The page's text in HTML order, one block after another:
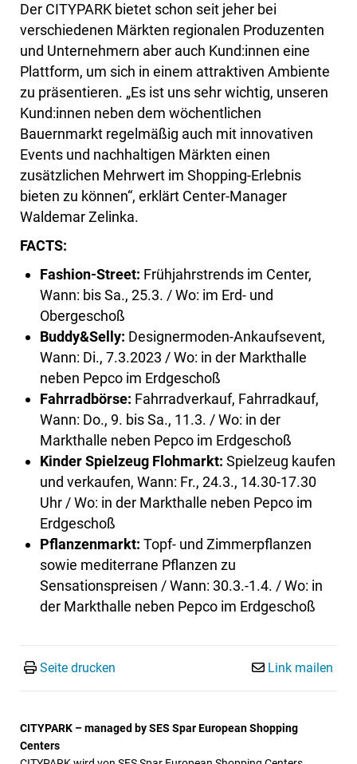
Der CITYPARK bietet schon seit jeher bei
verschiedenen Märkten regionalen Produzenten
und Unternehmern aber auch Kund:innen eine
Plattform, um sich in einem attraktiven Ambiente
zu präsentieren. „Es ist uns sehr wichtig, unseren
Kund:innen neben dem wöchentlichen
Bauernmarkt regelmäßig auch mit innovativen
Events und nachhaltigen Märkten einen
zusätzlichen Mehrwert im Shopping-Erlebnis
bieten zu können“, erklärt Center-Manager
Waldemar Zelinka.
FACTS:
Fashion-Street: Frühjahrstrends im Center,
Wann: bis Sa., 25.3. / Wo: im Erd- und
Obergeschoß
Buddy&Selly: Designermoden-Ankaufsevent,
Wann: Di., 7.3.2023 / Wo: in der Markthalle
neben Pepco im Erdgeschoß
Fahrradbörse: Fahrradverkauf, Fahrradkauf,
Wann: Do., 9. bis Sa., 11.3. / Wo: in der
Markthalle neben Pepco im Erdgeschoß
Kinder Spielzeug Flohmarkt: Spielzeug kaufen
und verkaufen, Wann: Fr., 24.3., 14.30-17.30
Uhr / Wo: in der Markthalle neben Pepco im
Erdgeschoß
Pflanzenmarkt: Topf- und Zimmerpflanzen
sowie mediterrane Pflanzen zu
Sensationspreisen / Wann: 30.3.-1.4. / Wo: in
der Markthalle neben Pepco im Erdgeschoß
Seite drucken Link mailen
CITYPARK – managed by SES Spar European Shopping
Centers